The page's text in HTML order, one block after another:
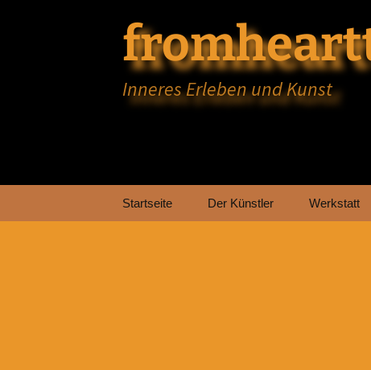
Inneres Erleben und Kunst
Startseite Der Künstler Werkstatt